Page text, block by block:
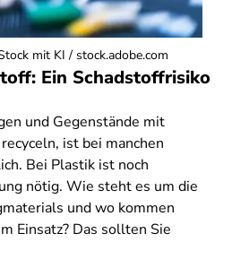
Ein Schadstoffrisiko
und Gegenstände mit
ist bei manchen
Bei Plastik ist noch
nötig. Wie steht es um die
und wo kommen
Einsatz? Das sollten Sie
mit KI / stock.adobe.com